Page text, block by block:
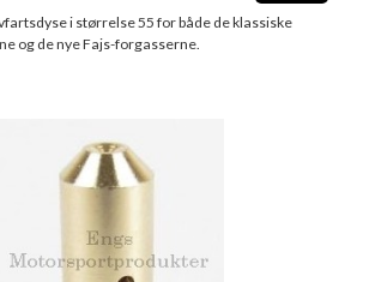
i størrelse 55 for både de klassiske
og de nye Fajs-forgasserne.